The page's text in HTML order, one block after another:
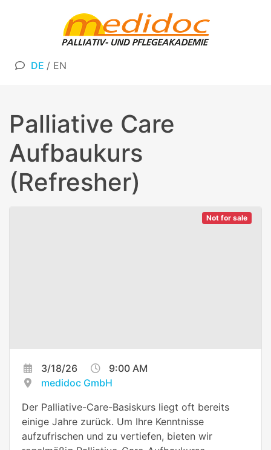
DE / EN
Palliative Care
Aufbaukurs
(Refresher)
Not for sale
3/18/26
9:00 AM
medidoc GmbH
Der Palliative-Care-Basiskurs liegt oft bereits
einige Jahre zurück. Um Ihre Kenntnisse
aufzufrischen und zu vertiefen, bieten wir